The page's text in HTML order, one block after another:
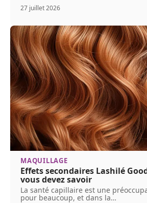
27 juillet 2026
MAQUILLAGE
Effets secondaires Lashilé
vous devez savoir
La santé capillaire est une
pour beaucoup, et dans la…